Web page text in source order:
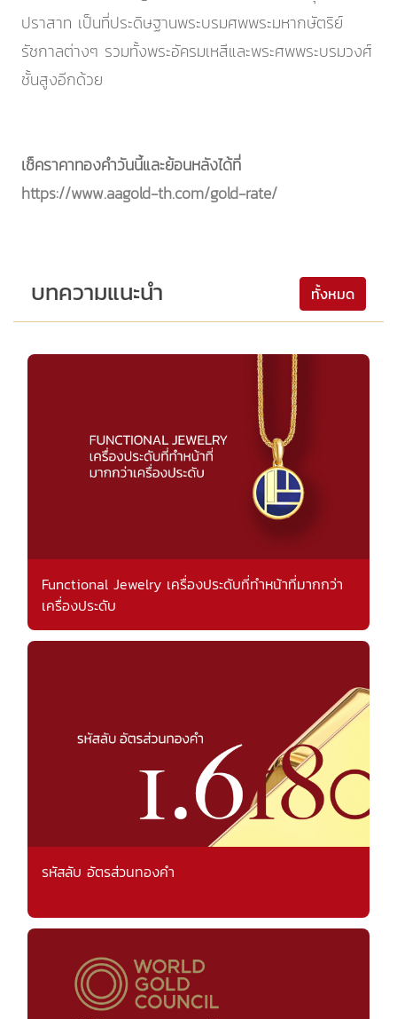
ปราสาท เป็นที่ประดิษฐานพระบรมศพพระมหากษัตริย์
รัชกาลต่างๆ รวมทั้งพระอัครมเหสีและพระศพพระบรมวงศ์
ชั้นสูงอีกด้วย
เช็คราคาทองคำวันนี้และย้อนหลังได้ที่
https://www.aagold-th.com/gold-rate/
บทความแนะนำ ทั้งหมด
Functional Jewelry เครื่องประดับที่ทำหน้าที่มากกว่า
เครื่องประดับ
รหัสลับ อัตรส่วนทองคำ